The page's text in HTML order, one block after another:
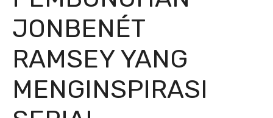
JONBENÉT
RAMSEY YANG
MENGINSPIRASI